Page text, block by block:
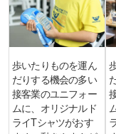
歩いたりものを運ん
だりする機会の多い
接客業のユニフォー
ムに、オリジナルド
ライTシャツがおす